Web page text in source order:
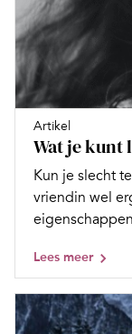
Artikel
Wat je kunt
Kun je slecht
vriendin wel
Lees meer